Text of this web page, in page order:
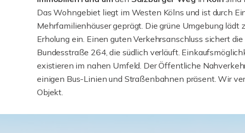
Das Wohngebiet liegt im Westen Kölns und ist durch
Mehrfamilienhäuser geprägt. Die grüne Umgebung lädt
Erholung ein. Einen guten Verkehrsanschluss sichert die
Bundesstraße 264, die südlich verläuft.
existieren im nahen Umfeld. Der Öffentliche
einigen Bus-Linien und Straßenbahnen präsent. Wir
Objekt.